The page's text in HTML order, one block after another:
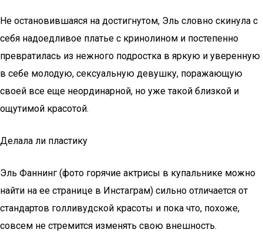
Не остановившаяся на достигнутом, Эль словно скинула с
себя надоедливое платье с кринолином и постепенно
превратилась из нежного подростка в яркую и уверенную
в себе молодую, сексуальную девушку, поражающую
своей все еще неординарной, но уже такой близкой и
ощутимой красотой.
Делала ли пластику
Эль Фаннинг (фото горячие актрисы в купальнике можно
найти на ее странице в Инстаграм) сильно отличается от
стандартов голливудской красоты и пока что, похоже,
совсем не стремится изменять свою внешность.